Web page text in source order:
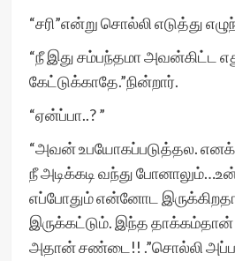
“சரி”என்று சொல்லி எடுத்து
“நீ இது சம்பந்தமா அவன்கிட்ட
கேட்டுக்காதே.”நின்றார்.
“ஏன்ப்பா..? ”
“அவன் உபயோகப்படுத்தல.
நீ அடிக்கடி வந்து
எப்போதும் என்னோட
இருக்கட்டும். இந்த தாக்கம்தான்
அதான் சண்டை!! .”சொல்லி